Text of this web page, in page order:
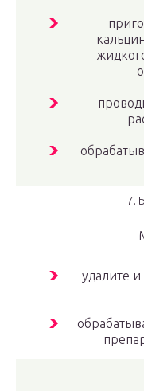
7.
удалите